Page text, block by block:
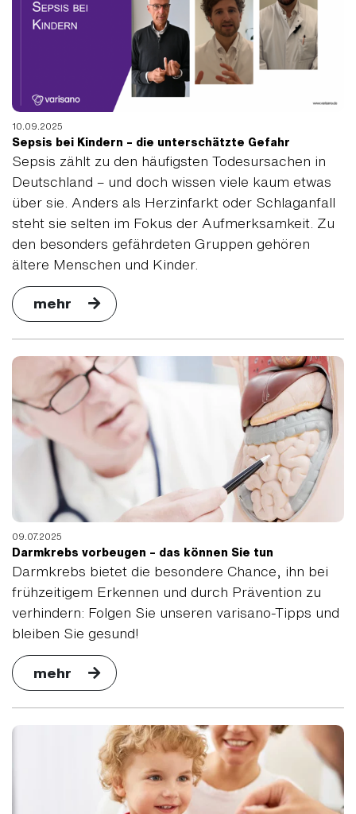
10.09.2025
Sepsis bei Kindern – die unterschätzte Gefahr
Sepsis zählt zu den häufigsten Todesursachen in
Deutschland – und doch wissen viele kaum etwas
über sie. Anders als Herzinfarkt oder Schlaganfall
steht sie selten im Fokus der Aufmerksamkeit. Zu
den besonders gefährdeten Gruppen gehören
ältere Menschen und Kinder.
mehr
09.07.2025
Darmkrebs vorbeugen – das können Sie tun
Darmkrebs bietet die besondere Chance, ihn bei
frühzeitigem Erkennen und durch Prävention zu
verhindern: Folgen Sie unseren varisano-Tipps und
bleiben Sie gesund!
mehr